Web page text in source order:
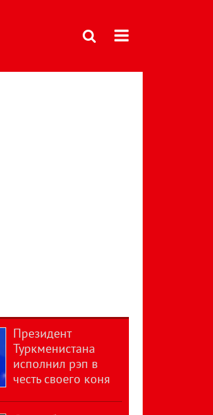
Президент
Туркменистана
исполнил рэп в
честь своего коня